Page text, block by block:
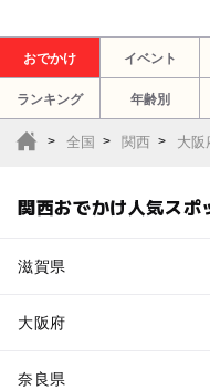
おでかけ イベント
ランキング 年齢別
全国 関西 大阪
関西おでかけ人気スポ
滋賀県
大阪府
奈良県